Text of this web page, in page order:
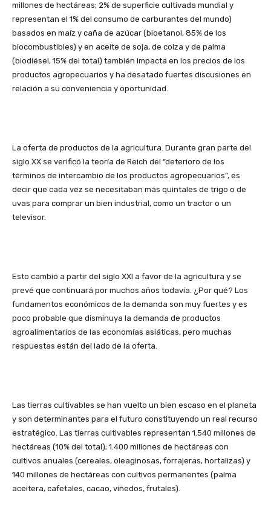
millones de hectáreas; 2% de superficie cultivada mundial y
representan el 1% del consumo de carburantes del mundo)
basados en maíz y caña de azúcar (bioetanol, 85% de los
biocombustibles) y en aceite de soja, de colza y de palma
(biodiésel, 15% del total) también impacta en los precios de los
productos agropecuarios y ha desatado fuertes discusiones en
relación a su conveniencia y oportunidad.
La oferta de productos de la agricultura. Durante gran parte del
siglo XX se verificó la teoría de Reich del “deterioro de los
términos de intercambio de los productos agropecuarios”, es
decir que cada vez se necesitaban más quintales de trigo o de
uvas para comprar un bien industrial, como un tractor o un
televisor.
Esto cambió a partir del siglo XXI a favor de la agricultura y se
prevé que continuará por muchos años todavía. ¿Por qué? Los
fundamentos económicos de la demanda son muy fuertes y es
poco probable que disminuya la demanda de productos
agroalimentarios de las economías asiáticas, pero muchas
respuestas están del lado de la oferta.
Las tierras cultivables se han vuelto un bien escaso en el planeta
y son determinantes para el futuro constituyendo un real recurso
estratégico. Las tierras cultivables representan 1.540 millones de
hectáreas (10% del total); 1.400 millones de hectáreas con
cultivos anuales (cereales, oleaginosas, forrajeras, hortalizas) y
140 millones de hectáreas con cultivos permanentes (palma
aceitera, cafetales, cacao, viñedos, frutales).